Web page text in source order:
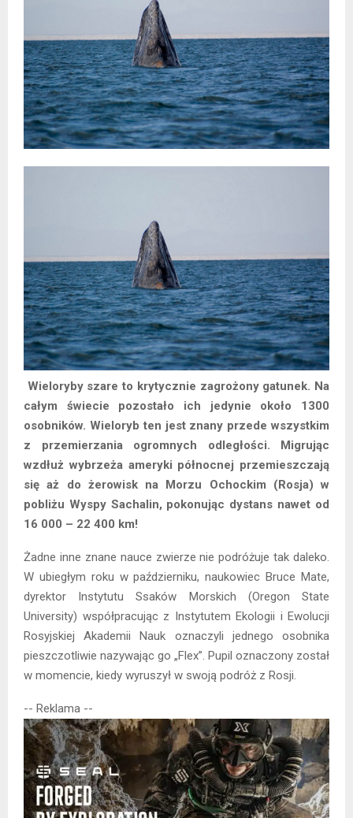
Wieloryby szare to krytycznie zagrożony gatunek. Na
całym świecie pozostało ich jedynie około 1300
osobników. Wieloryb ten jest znany przede wszystkim
z przemierzania ogromnych odległości. Migrując
wzdłuż wybrzeża ameryki północnej przemieszczają
się aż do żerowisk na Morzu Ochockim (Rosja) w
pobliżu Wyspy Sachalin, pokonując dystans nawet od
16 000 – 22 400 km!
Żadne inne znane nauce zwierze nie podróżuje tak daleko.
W ubiegłym roku w październiku, naukowiec Bruce Mate,
dyrektor Instytutu Ssaków Morskich (Oregon State
University) współpracując z Instytutem Ekologii i Ewolucji
Rosyjskiej Akademii Nauk oznaczyli jednego osobnika
pieszczotliwie nazywając go „Flex”. Pupil oznaczony został
w momencie, kiedy wyruszył w swoją podróż z Rosji.
-- Reklama --